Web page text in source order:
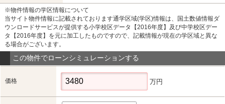
※物件情報の学区情報について
当サイト物件情報に記載されております通学区域(学区)情報は、国土数値情報ダ
ウンロードサービスが提供する小学校区データ【2016年度】及び中学校区デー
タ【2016年度】を元に加工したものですので、記載情報が現在の学区域と異な
る場合がございます。
この物件でローンシミュレーションする
価格 万円